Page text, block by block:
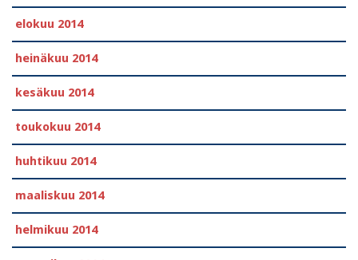
elokuu 2014
heinäkuu 2014
kesäkuu 2014
toukokuu 2014
huhtikuu 2014
maaliskuu 2014
helmikuu 2014